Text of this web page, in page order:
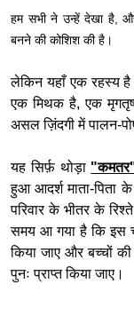
हम सभी ने उन्हें देखा है,
बनने की कोशिश की है।
लेकिन यहाँ एक रहस्य है
एक मिथक है, एक
असल ज़िंदगी में पालन-
यह सिर्फ़ थोड़ा
हुआ आदर्श माता-पिता
परिवार के भीतर के
समय आ गया है कि इस
किया जाए और बच्चों
पुनः प्राप्त किया जाए।